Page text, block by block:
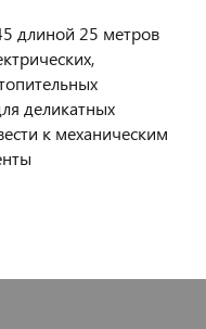
длиной 25 метров
деликатных
к механическим